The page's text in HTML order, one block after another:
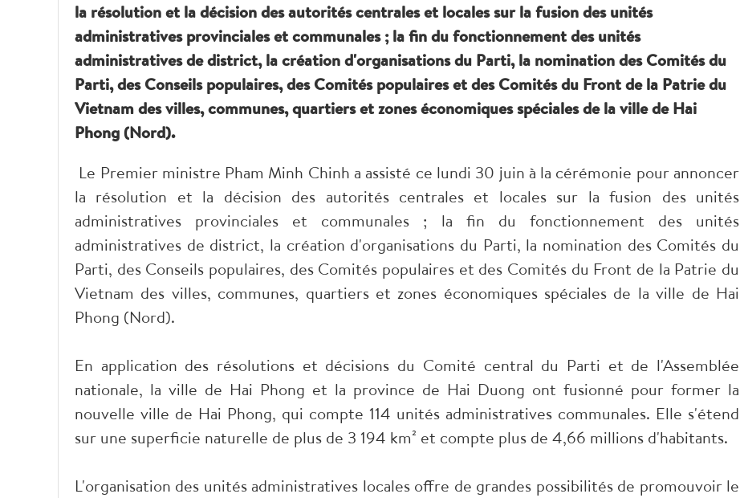
la résolution et la décision des autorités centrales et locales sur la fusion des unités
administratives provinciales et communales ; la fin du fonctionnement des unités
administratives de district, la création d'organisations du Parti, la nomination des Comités du
Parti, des Conseils populaires, des Comités populaires et des Comités du Front de la Patrie du
Vietnam des villes, communes, quartiers et zones économiques spéciales de la ville de Hai
Phong (Nord).
Le Premier ministre Pham Minh Chinh a assisté ce lundi 30 juin à la cérémonie pour annoncer
la résolution et la décision des autorités centrales et locales sur la fusion des unités
administratives provinciales et communales ; la fin du fonctionnement des unités
administratives de district, la création d'organisations du Parti, la nomination des Comités du
Parti, des Conseils populaires, des Comités populaires et des Comités du Front de la Patrie du
Vietnam des villes, communes, quartiers et zones économiques spéciales de la ville de Hai
Phong (Nord).
En application des résolutions et décisions du Comité central du Parti et de l'Assemblée
nationale, la ville de Hai Phong et la province de Hai Duong ont fusionné pour former la
nouvelle ville de Hai Phong, qui compte 114 unités administratives communales. Elle s'étend
sur une superficie naturelle de plus de 3 194 km² et compte plus de 4,66 millions d'habitants.
L'organisation des unités administratives locales offre de grandes possibilités de promouvoir le